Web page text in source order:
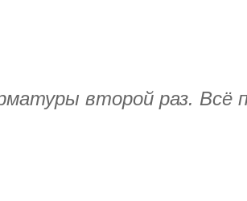
второй раз. Всё